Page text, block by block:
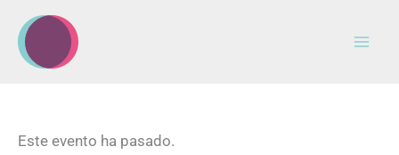
contenido
Este evento ha pasado.